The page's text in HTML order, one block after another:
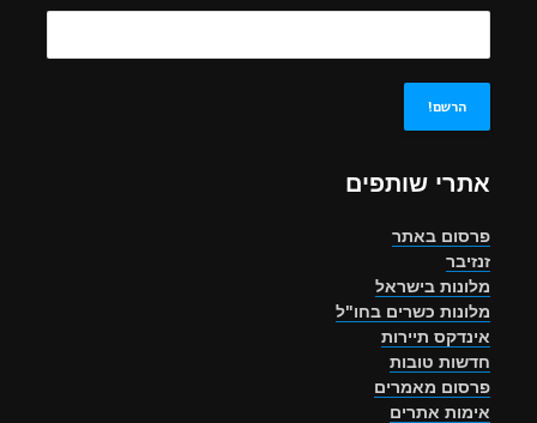
אתרי שותפים
פרסום באתר
זנזיבר
מלונות בישראל
מלונות כשרים בחו"ל
אינדקס תיירות
חדשות טובות
פרסום מאמרים
אימות אתרים